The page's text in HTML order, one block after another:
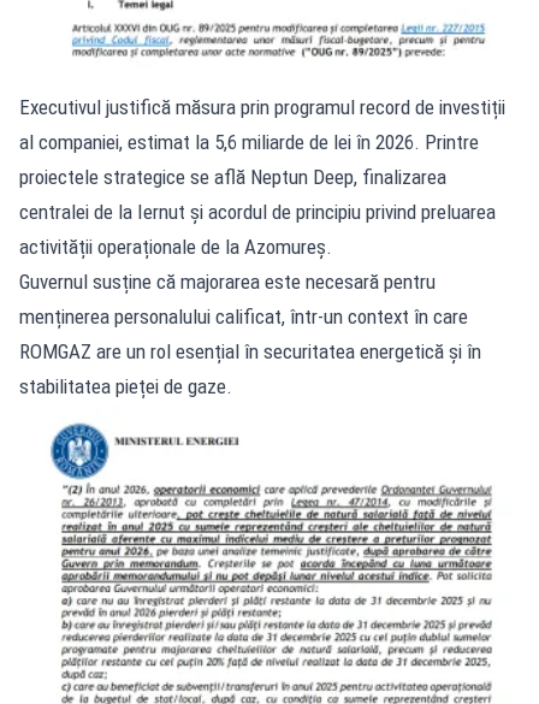
Executivul justifică măsura prin programul record de investiții
al companiei, estimat la 5,6 miliarde de lei în 2026. Printre
proiectele strategice se află Neptun Deep, finalizarea
centralei de la Iernut și acordul de principiu privind preluarea
activității operaționale de la Azomureș.
Guvernul susține că majorarea este necesară pentru
menținerea personalului calificat, într-un context în care
ROMGAZ are un rol esențial în securitatea energetică și în
stabilitatea pieței de gaze.